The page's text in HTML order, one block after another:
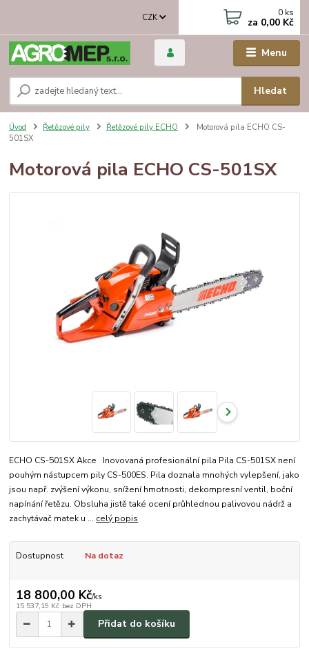
Menu
CZK
Hledat
0 ks
za 0,00 Kč
Úvod Řetězové pily Řetězové pily ECHO
Motorová pila ECHO CS-
501SX
Motorová pila ECHO CS-501SX
ECHO CS-501SX Akce Inovovaná profesionální pila Pila CS-501SX není
pouhým nástupcem pily CS-500ES. Pila doznala mnohých vylepšení, jako
jsou např. zvýšení výkonu, snížení hmotnosti, dekompresní ventil, boční
napínání řetězu. Obsluha jistě také ocení průhlednou palivovou nádrž a
zachytávač matek u ... celý popis
Dostupnost Na dotaz
18 800,00 Kč/ks
15 537,19 Kč bez DPH
Přidat do košíku